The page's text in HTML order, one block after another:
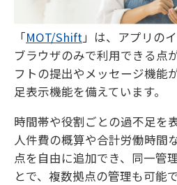
「MOT/Shift」は、アプリの
ブラウザのみで利用できる点
フトの提出やメッセージ機能
足表示機能を備えています。
時間帯や役割ごとの過不足を
人件費の概算や合計労働時間
点を自由に追加でき、同一管
とで、複数拠点の管理も可能で